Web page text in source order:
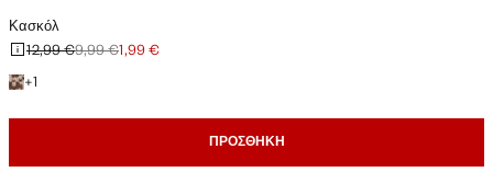
Κασκόλ
Αρχική τιμή με διαγραφή [12,99 € ]
12,99 €
Δεύτερη τιμή με διαγραφή [9,99 € ]
9,99 €
Ισχύουσα τιμή [1,99 € ]
1,99 €
+1
+1 χρώμα
ΠΡΟΣΘΉΚΗ